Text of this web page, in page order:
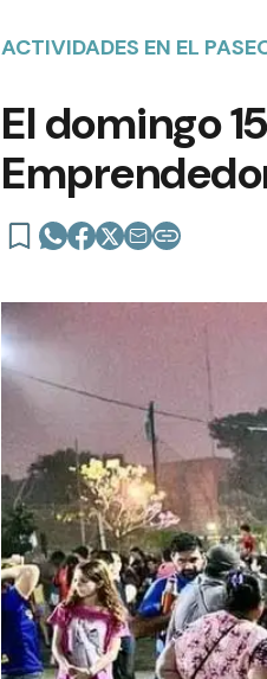
ACTIVIDADES EN EL
El domingo